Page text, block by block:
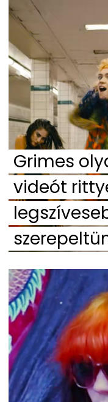
Grimes
videót